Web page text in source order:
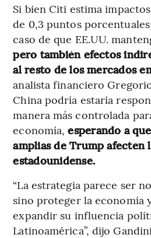
Si bien Citi estima
de 0,3 puntos
caso de que EE.UU.
pero también efectos
al resto de los mercados
analista financiero
China podría estaría
manera más controlada
economía,esperando a
amplias de Trump afecten
estadounidense.
“La estrategia parece ser
sino proteger la economía
expandir su influencia
Latinoamérica”, dijo